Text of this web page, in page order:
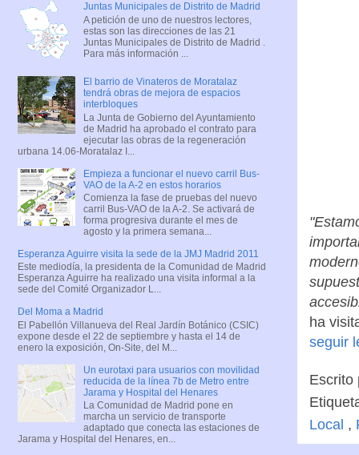
ha
seguir
Local ,
Juntas Municipales de Distrito de Madrid
A petición de uno de nuestros lectores,
estas son las direcciones de las 21
Juntas Municipales de Distrito de Madrid .
Para más información ...
El barrio de Vinateros de Moratalaz
tendrá obras de mejora de espacios
interbloques
La Junta de Gobierno del Ayuntamiento
de Madrid ha aprobado el contrato para
ejecutar las obras de la regeneración
urbana 14.06-Moratalaz I...
Empieza a funcionar el nuevo carril Bus-
VAO de la A-2 en estos horarios
Comienza la fase de pruebas del nuevo
carril Bus-VAO de la A-2. Se activará de
forma progresiva durante el mes de
agosto y la primera semana...
Esperanza Aguirre visita la sede de la JMJ Madrid 2011
Este mediodía, la presidenta de la Comunidad de Madrid
Esperanza Aguirre ha realizado una visita informal a la
sede del Comité Organizador L...
Del Moma a Madrid
El Pabellón Villanueva del Real Jardín Botánico (CSIC)
expone desde el 22 de septiembre y hasta el 14 de
enero la exposición, On-Site, del M...
Un eurotaxi para usuarios con movilidad
reducida de la línea 7b de Metro entre
Jarama y Hospital del Henares
La Comunidad de Madrid pone en
marcha un servicio de transporte
adaptado que conecta las estaciones de
Jarama y Hospital del Henares, en...